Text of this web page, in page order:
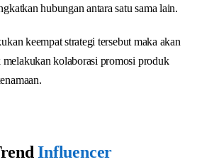
hubungan antara satu sama lain.
keempat strategi tersebut maka akan
kolaborasi promosi produk
Influencer